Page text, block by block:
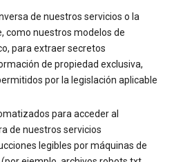
de nuestros servicios o la
como nuestros modelos de
para extraer secretos
de propiedad exclusiva,
por la legislación aplicable
para acceder al
de nuestros servicios
legibles por máquinas de